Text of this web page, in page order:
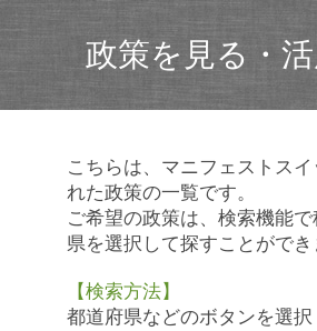
政策を見る・
こちらは、マニフェストスイ
れた政策の一覧です。
ご希望の政策は、検索機能
県を選択して探すことができ
【検索方法】
都道府県などのボタンを選択